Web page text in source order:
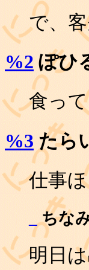
で、
%2 ぽひ
食っ
%3 たら
仕事
ちな
明日